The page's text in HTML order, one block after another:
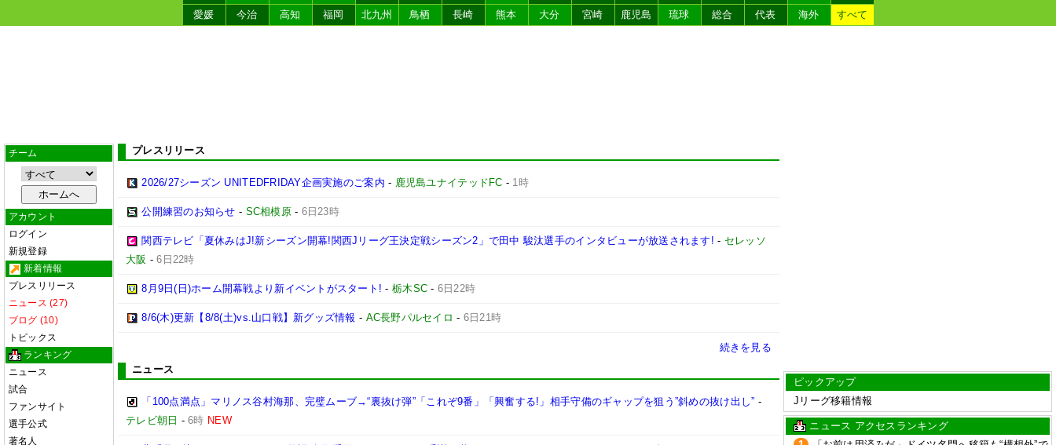
愛媛
今治 高知 福岡 北九州 鳥栖 長崎 熊本 大分 宮崎 鹿児島 琉球 総合 代表 海外 すべて
チーム
アカウント
ログイン
新規登録
新着情報
プレスリリース
ニュース (27)
ブログ (10)
トピックス
ランキング
ニュース
試合
ファンサイト
選手公式
著名人
プレスリリース
2026/27シーズン UNITEDFRIDAY企画実施のご案内 - 鹿児島ユナイテッドFC - 1時
公開練習のお知らせ - SC相模原- 6日23時
関西テレビ「夏休みはJ!新シーズン開幕!関西Jリーグ王決定戦シーズン2」で田中 駿汰選手のインタビューが放送されます! - セレッソ
大阪 -6日22時
8月9日(日)ホーム開幕戦より新イベントがスタート! -栃木SC - 6日22時
8/6(木)更新【8/8(土)vs.山口戦】新グッズ情報 - AC長野パルセイロ - 6日21時
続きを見る
ニュース
「100点満点」マリノス谷村海那、完璧ムーブ→“裏抜け弾”「これぞ9番」「興奮する!」相手守備のギャップを狙う”斜めの抜け出し” -
テレビ朝日 -6時 NEW
ピックアップ
Jリーグ移籍情報
ニュース アクセスランキング